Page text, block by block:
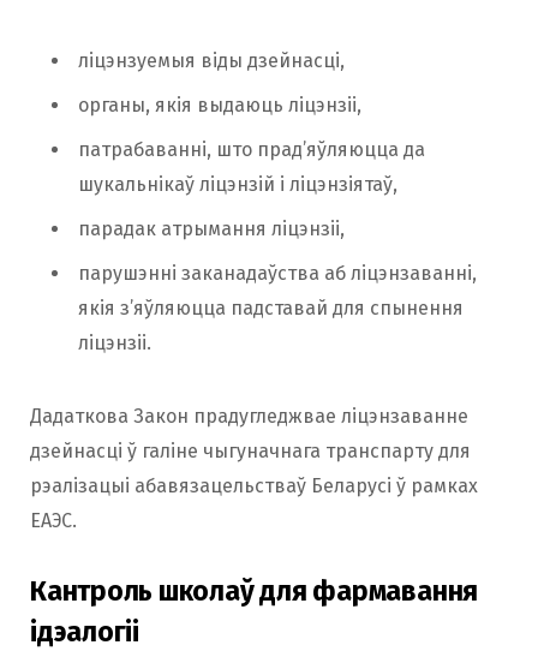
ліцэнзуемыя віды дзейнасці,
органы, якія выдаюць ліцэнзіі,
патрабаванні, што прад’яўляюцца да
шукальнікаў ліцэнзій і ліцэнзіятаў,
парадак атрымання ліцэнзіі,
парушэнні заканадаўства аб ліцэнзаванні,
якія з’яўляюцца падставай для спынення
ліцэнзіі.
Дадаткова Закон прадугледжвае ліцэнзаванне
дзейнасці ў галіне чыгуначнага транспарту для
рэалізацыі абавязацельстваў Беларусі ў рамках
ЕАЭС.
Кантроль школаў для фармавання
ідэалогіі